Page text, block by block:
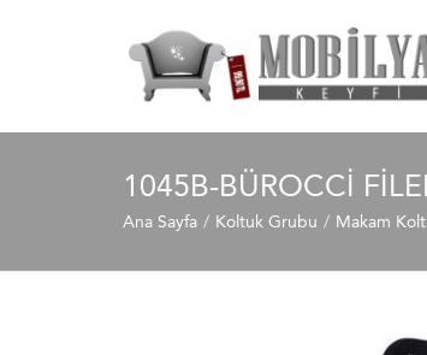
1045B-BÜROCCI
Ana Sayfa Koltuk Grubu Makam